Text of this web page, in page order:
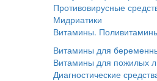
Противовирусные
Мидриатики
Витамины.
Витамины для
Витамины для пожилых
Диагностические